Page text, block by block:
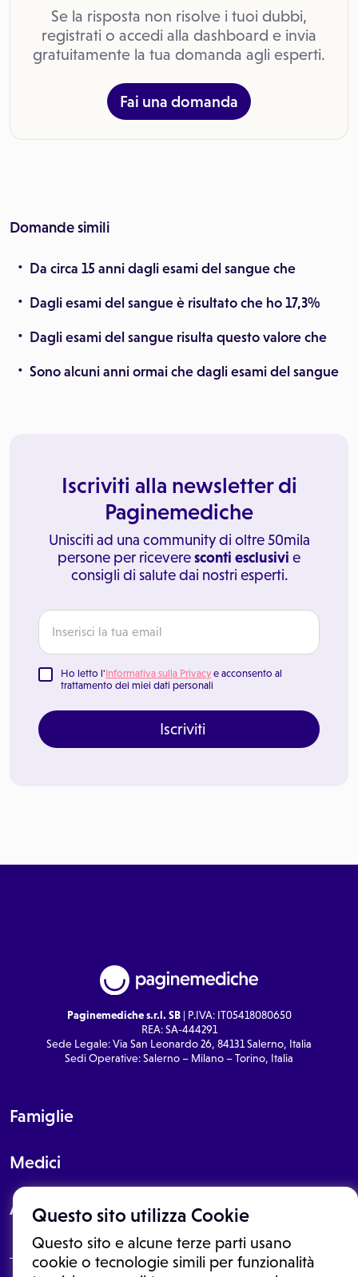
Questo sito utilizza Cookie
Questo sito e alcune terze parti usano
cookie o tecnologie simili per funzionalità
Se la risposta non risolve i tuoi dubbi,
registrati o accedi alla dashboard e invia
gratuitamente la tua domanda agli esperti.
Fai una domanda
Domande simili
Da circa 15 anni dagli esami del sangue che
Dagli esami del sangue è risultato che ho 17,3%
Dagli esami del sangue risulta questo valore che
Sono alcuni anni ormai che dagli esami del sangue
Iscriviti alla newsletter di
Paginemediche
Unisciti ad una community di oltre 50mila
persone per riceveresconti esclusivi e
consigli di salute dai nostri esperti.
Ho letto l'Informativa sulla Privacy e acconsento al
trattamento dei miei dati personali
Iscriviti
Paginemediche s.r.l. SB| P.IVA: IT05418080650
REA: SA-444291
Sede Legale: Via San Leonardo 26, 84131 Salerno, Italia
Sedi Operative: Salerno – Milano – Torino, Italia
Famiglie
Medici
About